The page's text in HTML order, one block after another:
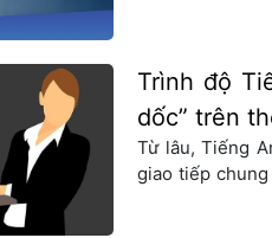
Trình độ
dốc” trên
Từ lâu, Tiếng
giao tiếp